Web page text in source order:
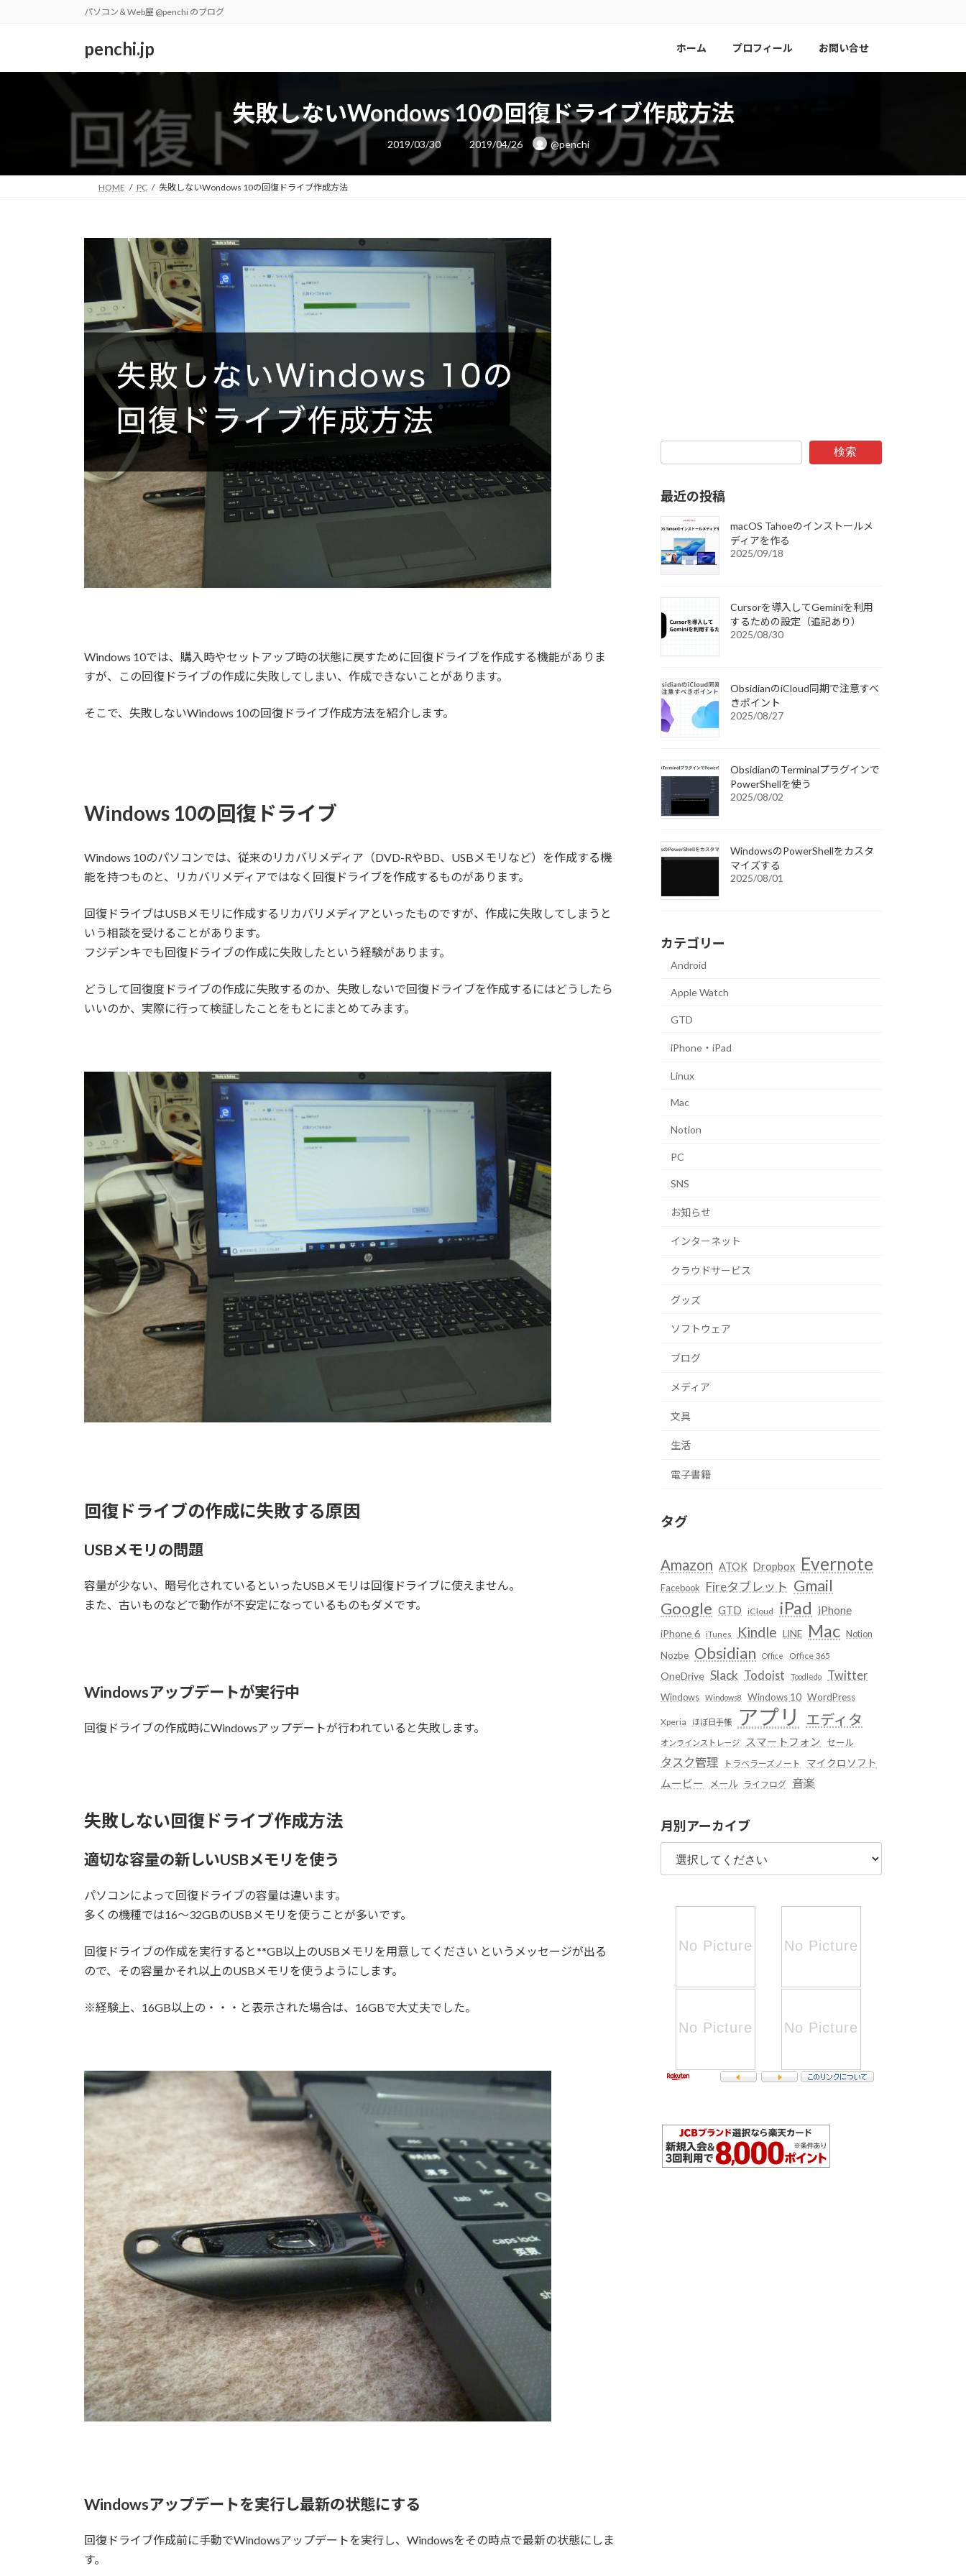
パソコン＆Web屋 @penchi のブログ
penchi.jp ホーム プロフィール お問い合せ
失敗しないWondows 10の回復ドライブ作成方法
2019/03/30
最
終
新
日
2019/04/26 @penchi
HOME PC 失敗しないWondows 10の回復ドライブ作成方法
Windows 10では、購入時やセットアップ時の状態に戻すために回復ドライブを作成する機能がありま
すが、この回復ドライブの作成に失敗してしまい、作成できないことがあります。
そこで、失敗しないWindows 10の回復ドライブ作成方法を紹介します。
Windows 10の回復ドライブ
Windows 10のパソコンでは、従来のリカバリメディア（DVD-RやBD、USBメモリなど）を作成する機
能を持つものと、リカバリメディアではなく回復ドライブを作成するものがあります。
回復ドライブはUSBメモリに作成するリカバリメディアといったものですが、作成に失敗してしまうと
いう相談を受けることがあります。
フジデンキでも回復ドライブの作成に失敗したという経験があります。
どうして回復度ドライブの作成に失敗するのか、失敗しないで回復ドライブを作成するにはどうしたら
いいのか、実際に行って検証したことをもとにまとめてみます。
回復ドライブの作成に失敗する原因
USBメモリの問題
容量が少ない、暗号化されているといったUSBメモリは回復ドライブに使えません。
また、古いものなどで動作が不安定になっているものもダメです。
Windowsアップデートが実行中
回復ドライブの作成時にWindowsアップデートが行われていると失敗します。
失敗しない回復ドライブ作成方法
適切な容量の新しいUSBメモリを使う
パソコンによって回復ドライブの容量は違います。
多くの機種では16〜32GBのUSBメモリを使うことが多いです。
回復ドライブの作成を実行すると**GB以上のUSBメモリを用意してください というメッセージが出る
ので、その容量かそれ以上のUSBメモリを使うようにします。
※経験上、16GB以上の・・・と表示された場合は、16GBで大丈夫でした。
Windowsアップデートを実行し最新の状態にする
回復ドライブ作成前に手動でWindowsアップデートを実行し、Windowsをその時点で最新の状態にしま
す。
検索
最近の投稿
macOS Tahoeのインストールメ
ディアを作る
2025/09/18
Cursorを導入してGeminiを利用
するための設定（追記あり）
2025/08/30
ObsidianのiCloud同期で注意すべ
きポイント
2025/08/27
ObsidianのTerminalプラグインで
PowerShellを使う
2025/08/02
WindowsのPowerShellをカスタ
マイズする
2025/08/01
カテゴリー
Android
Apple Watch
GTD
iPhone・iPad
Linux
Mac
Notion
PC
SNS
お知らせ
インターネット
クラウドサービス
グッズ
ソフトウェア
ブログ
メディア
文具
生活
電子書籍
タグ
Amazon ATOK Dropbox Evernote
Facebook Fireタブレット Gmail
Google GTD iCloud iPad iPhone
iPhone 6 iTunes Kindle LINE Mac Notion
Nozbe Obsidian Office Office 365
OneDrive Slack Todoist Toodledo Twitter
Windows Windows8 Windows 10 WordPress
Xperia ほぼ日手帳 アプリ エディタ
オンラインストレージ スマートフォン セール
タスク管理 トラベラーズノート マイクロソフト
ムービー メール ライフログ 音楽
月別アーカイブ